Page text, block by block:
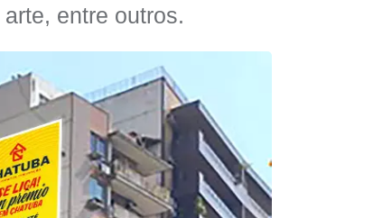
entre outros.